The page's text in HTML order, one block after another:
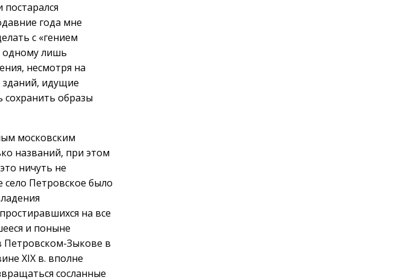
года мне
с «гением
одному лишь
несмотря на
идущие
образы
московским
названий, при этом
ничуть не
Петровское было
на все
и поныне
Петровском-Зыкове в
XIX в. вполне
сосланные